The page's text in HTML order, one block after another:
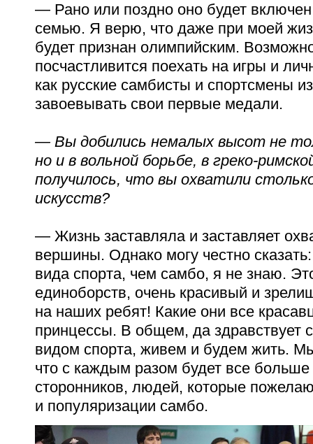
— Рано или поздно оно будет
семью. Я верю, что даже при моей
будет признан олимпийским.
посчастливится поехать на игры и
как русские самбисты и спортсмены
завоевывать свои первые медали.
— Вы добились немалых высот не
но и в вольной борьбе, в греко-
получилось, что вы охватили
искусств?
— Жизнь заставляла и заставляет
вершины. Однако могу честно
вида спорта, чем самбо, я не знаю.
единоборств, очень красивый и
на наших ребят! Какие они все
принцессы. В общем, да
видом спорта, живем и будем жить.
что с каждым разом будет все
сторонников, людей, которые
и популяризации самбо.